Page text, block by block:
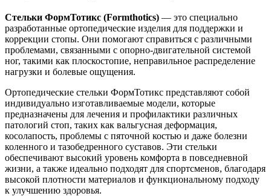
Стельки ФормТотикс (Formthotics) — это специально
разработанные ортопедические изделия для поддержки и
коррекции стопы. Они помогают справиться с различными
проблемами, связанными с опорно-двигательной системой
ног, такими как плоскостопие, неправильное распределение
нагрузки и болевые ощущения.
Ортопедические стельки ФормТотикс представляют собой
индивидуально изготавливаемые модели, которые
предназначены для лечения и профилактики различных
патологий стоп, таких как вальгусная деформация,
косолапость, проблемы с пяточной костью и даже болезни
коленного и тазобедренного суставов. Эти стельки
обеспечивают высокий уровень комфорта в повседневной
жизни, а также идеально подходят для спортсменов, благодаря
высокой плотности материалов и функциональному подходу
к улучшению здоровья.